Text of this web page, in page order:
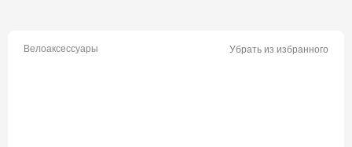
Велоаксессуары Убрать из избранного